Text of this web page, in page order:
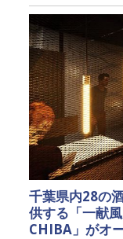
千葉県内28の
供する「一献
CHIBA」がオ